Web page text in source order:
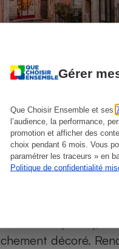
Gérer
Que Choisir Ensemble et ses
l’audience, la performance,
promotion et afficher des
choix pendant 6 mois. Vous
paramétrer les traceurs » en
Politique de confidentialité
religieux,
» (escaliers et
décoré.